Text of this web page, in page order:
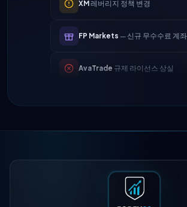
IC MarketsEUR/USD 스프레드
레버리지 정책 변경